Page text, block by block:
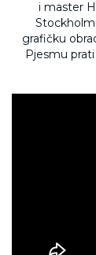
i master
grafičku
Pjesmu